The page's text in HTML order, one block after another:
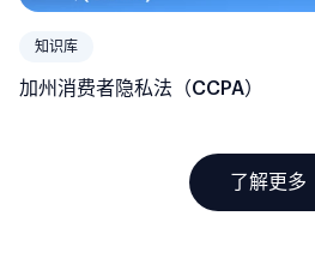
知识库
加州消费者隐私法（CCPA）
了解更多